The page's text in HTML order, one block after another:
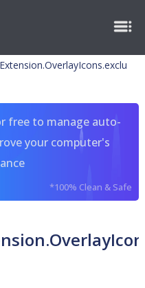
free to manage auto-
your computer's
*100% Clean & Safe